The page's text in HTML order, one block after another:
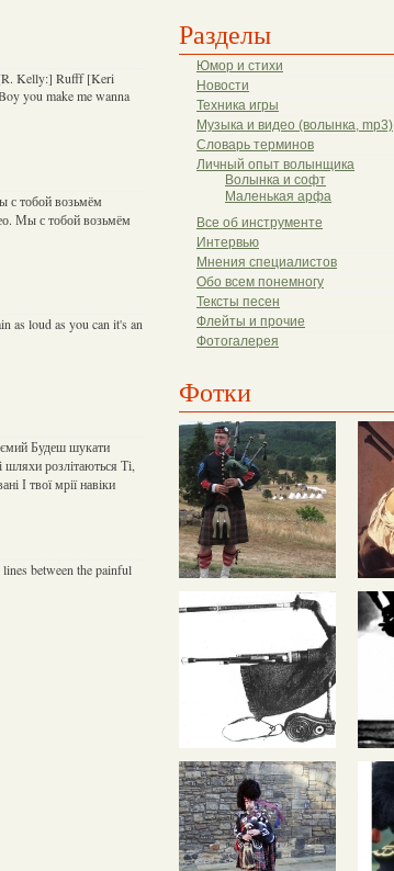
Разделы
Юмор и стихи
Новости
Техника игры
Музыка и видео (волынка, mp3)
Словарь терминов
Личный опыт волынщика
Волынка и софт
Маленькая арфа
Все об инструменте
Интервью
Мнения специалистов
Обо всем понемногу
Тексты песен
Флейты и прочие
Фотогалерея
Фотки
Kelly:] Rufff [Keri
you make me wanna
тобой возьмём
Мы с тобой возьмём
as loud as you can it's an
Будеш шукати
розлітаються Ті,
І твої мрії навіки
between the painful